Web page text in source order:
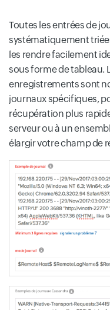
Toutes les entrées de
systématiquement
les rendre facilement
sous forme de tableau.
enregistrements sont
journaux spécifiques,
récupération plus
serveur ou à un
élargir votre champ de